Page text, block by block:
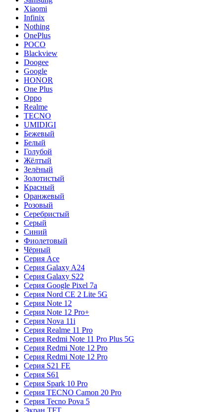
Xiaomi
Infinix
Nothing
OnePlus
POCO
Blackview
Doogee
Google
HONOR
One Plus
Oppo
Realme
TECNO
UMIDIGI
Бежевый
Белый
Голубой
Жёлтый
Зелёный
Золотистый
Красный
Оранжевый
Розовый
Серебристый
Серый
Синий
Фиолетовый
Чёрный
Серия Ace
Серия Galaxy A24
Серия Galaxy S22
Серия Google Pixel 7a
Серия Nord CE 2 Lite 5G
Серия Note 12
Серия Note 12 Pro+
Серия Nova 11i
Серия Realme 11 Pro
Серия Redmi Note 11 Pro Plus 5G
Серия Redmi Note 12 Pro
Серия Redmi Note 12 Pro
Серия S21 FE
Серия S61
Серия Spark 10 Pro
Серия TECNO Camon 20 Pro
Серия Tecno Pova 5
Экран TFT